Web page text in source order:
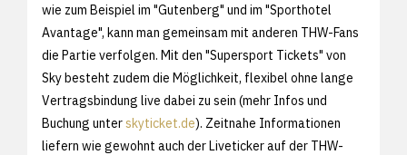
wie zum Beispiel im "Gutenberg" und im "Sporthotel
Avantage", kann man gemeinsam mit anderen THW-Fans
die Partie verfolgen. Mit den "Supersport Tickets" von
Sky besteht zudem die Möglichkeit, flexibel ohne lange
Vertragsbindung live dabei zu sein (mehr Infos und
Buchung unterskyticket.de). Zeitnahe Informationen
liefern wie gewohnt auch der Liveticker auf der THW-